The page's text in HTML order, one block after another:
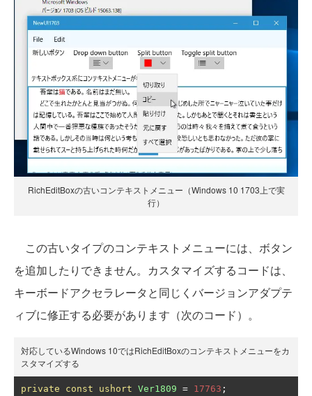
RichEditBoxの古いコンテキストメニュー（Windows 10 1703上で実
行）
この古いタイプのコンテキストメニューには、ボタン
を追加したりできません。カスタマイズするコードは、
キーボードアクセラレータと同じくバージョンアダプテ
ィブに修正する必要があります（次のコード）。
対応しているWindows 10ではRichEditBoxのコンテキストメニューをカ
スタマイズする
private const ushort Ver1809 = 17763 ;